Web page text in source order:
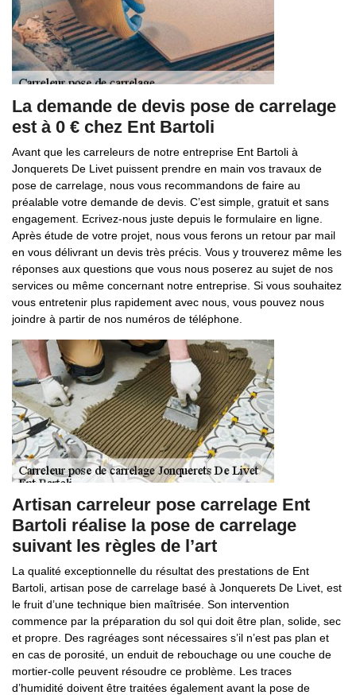
La demande de devis pose de carrelage
est à 0 € chez Ent Bartoli
Avant que les carreleurs de notre entreprise Ent Bartoli à
Jonquerets De Livet puissent prendre en main vos travaux de
pose de carrelage, nous vous recommandons de faire au
préalable votre demande de devis. C’est simple, gratuit et sans
engagement. Ecrivez-nous juste depuis le formulaire en ligne.
Après étude de votre projet, nous vous ferons un retour par mail
en vous délivrant un devis très précis. Vous y trouverez même les
réponses aux questions que vous nous poserez au sujet de nos
services ou même concernant notre entreprise. Si vous souhaitez
vous entretenir plus rapidement avec nous, vous pouvez nous
joindre à partir de nos numéros de téléphone.
Artisan carreleur pose carrelage Ent
Bartoli réalise la pose de carrelage
suivant les règles de l’art
La qualité exceptionnelle du résultat des prestations de Ent
Bartoli, artisan pose de carrelage basé à Jonquerets De Livet, est
le fruit d’une technique bien maîtrisée. Son intervention
commence par la préparation du sol qui doit être plan, solide, sec
et propre. Des ragréages sont nécessaires s’il n’est pas plan et
en cas de porosité, un enduit de rebouchage ou une couche de
mortier-colle peuvent résoudre ce problème. Les traces
d’humidité doivent être traitées également avant la pose de